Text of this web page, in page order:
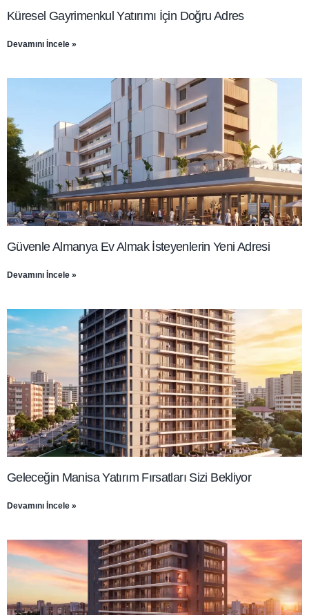
Küresel Gayrimenkul Yatırımı İçin Doğru Adres
Devamını İncele »
Güvenle Almanya Ev Almak İsteyenlerin Yeni Adresi
Devamını İncele »
Geleceğin Manisa Yatırım Fırsatları Sizi Bekliyor
Devamını İncele »